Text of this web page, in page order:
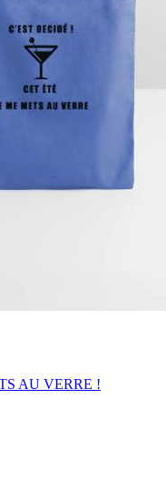
AU VERRE !